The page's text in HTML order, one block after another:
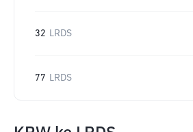
32 LRDS
77 LRDS